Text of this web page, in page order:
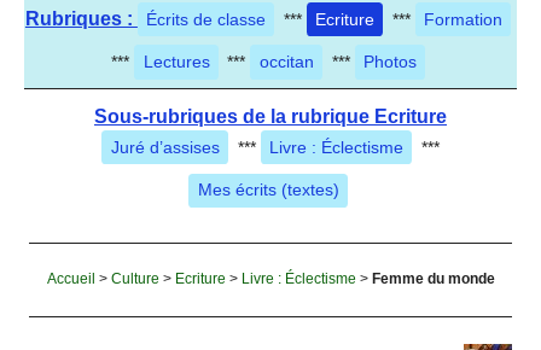
Rubriques : Écrits de classe *** Ecriture *** Formation
*** Lectures *** occitan *** Photos
Sous-rubriques de la rubrique Ecriture
Juré d’assises *** Livre : Éclectisme ***
Mes écrits (textes)
Accueil > Culture > Ecriture > Livre : Éclectisme > Femme du monde